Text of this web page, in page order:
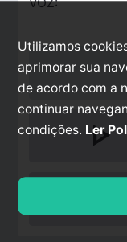
play_arrow
Utilizamos
aprimorar sua
de acordo com a
continuar
condições. Ler